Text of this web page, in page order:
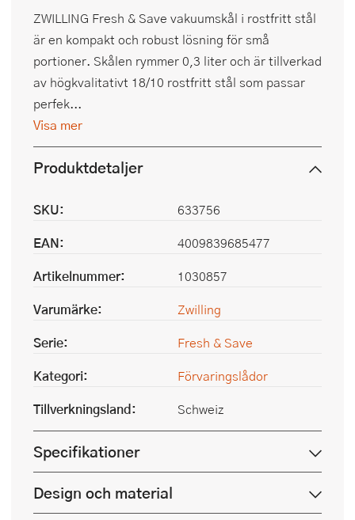
ZWILLING Fresh & Save vakuumskål i rostfritt stål
är en kompakt och robust lösning för små
portioner. Skålen rymmer 0,3 liter och är tillverkad
av högkvalitativt 18/10 rostfritt stål som passar
perfek...
Visa mer
Produktdetaljer
SKU:
633756
EAN:
4009839685477
Artikelnummer:
1030857
Varumärke:
Zwilling
Serie:
Fresh & Save
Kategori:
Förvaringslådor
Tillverkningsland:
Schweiz
Specifikationer
Design och material